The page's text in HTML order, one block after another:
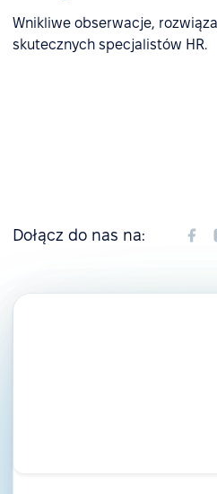
Wnikliwe obserwacje,
skutecznych specjalistów HR.
Dołącz do nas na: